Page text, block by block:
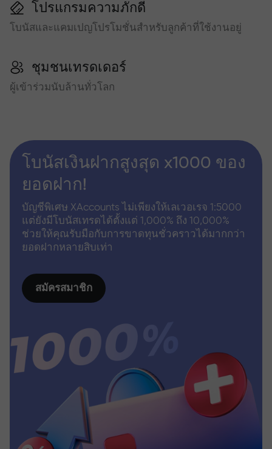
โปรแกรมความภักดี
โบนัสและแคมเปญโปรโมชั่นสำหรับลูกค้าที่ใช้งานอยู่
ชุมชนเทรดเดอร์
ผู้เข้าร่วมนับล้านทั่วโลก
โบนัสเงินฝากสูงสุด x1000 ของ
ยอดฝาก!
บัญชีพิเศษ XAccounts ไม่เพียงให้เลเวอเรจ 1:5000
แต่ยังมีโบนัสเทรดได้ตั้งแต่ 1,000% ถึง 10,000%
ช่วยให้คุณรับมือกับการขาดทุนชั่วคราวได้มากกว่า
ยอดฝากหลายสิบเท่า
สมัครสมาชิก